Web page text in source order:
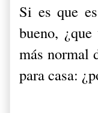
Si es que
bueno,
más normal
para casa: